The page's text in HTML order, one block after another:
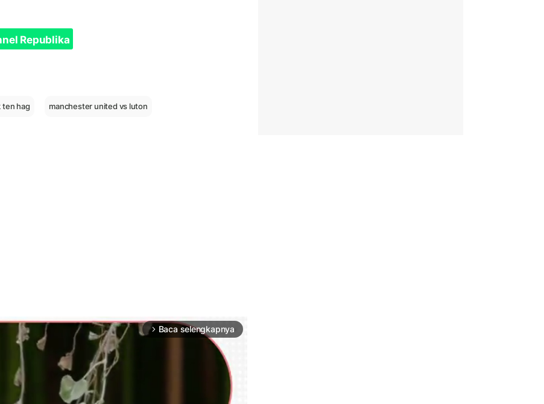
Republika
ten hag manchester united vs luton
arrow_forward_ios Baca selengkapnya